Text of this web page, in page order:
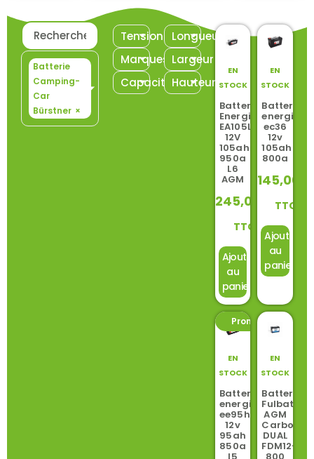
Batterie
Camping-
Car
Bürstner ×
Tension
Marques
Capacité
Longueur
Largeur
Hauteur
EN
STOCK
Batterie
Energizer
EA105L6
12V
105ah
950a
L6
AGM
245,00
TTC
Ajouter
au
panier
EN
STOCK
Batterie
energizer
ec36
12v
105ah
800a
145,00
TTC
Ajouter
au
panier
Promo ! -10%
EN
STOCK
Batterie
energizer
ee95h8
12v
95ah
850a
EN
STOCK
Batterie
Fulbat
AGM
Carbon
DUAL
FDM12-